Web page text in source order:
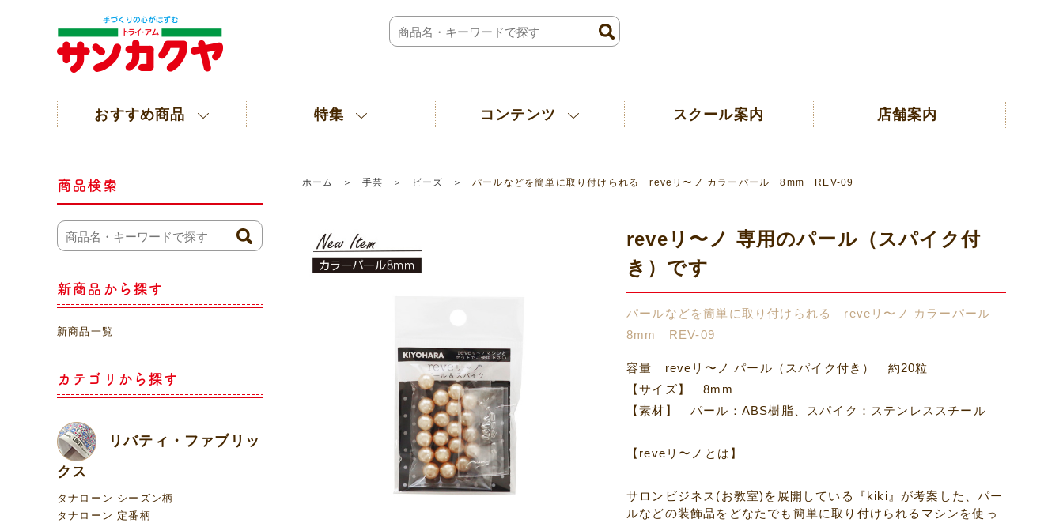
おすすめ商品 特集 コンテンツ スクール案内 店舗案内
ホーム 手芸 ビーズ パールなどを簡単に取り付けられる reveリ〜ノ カラーパール 8mm REV-09
reveリ〜ノ 専用のパール（スパイク付
き）です
パールなどを簡単に取り付けられる reveリ〜ノ カラーパール
8mm REV-09
容量 reveリ〜ノ パール（スパイク付き） 約20粒
【サイズ】 8mm
【素材】 パール：ABS樹脂、スパイク：ステンレススチール
【reveリ〜ノとは】
サロンビジネス(お教室)を展開している『kiki』が考案した、パー
ルなどの装飾品をどなたでも簡単に取り付けられるマシンを使っ
商品検索
新商品から探す
新商品一覧
カテゴリから探す
リバティ・ファブリッ
クス
タナローン シーズン柄
タナローン 定番柄